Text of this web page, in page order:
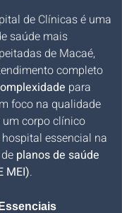
de Clínicas é uma
saúde mais
de Macaé,
completo
para
foco na qualidade
corpo clínico
essencial na
planos de saúde
MEI).